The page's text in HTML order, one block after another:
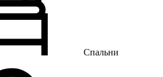
Спальни